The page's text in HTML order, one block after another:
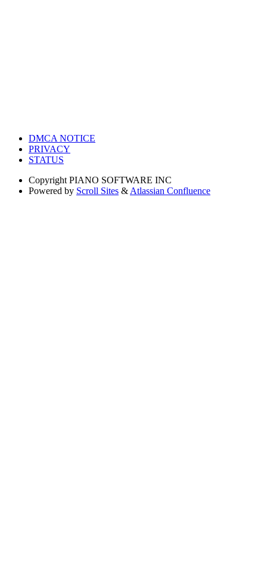
DMCA NOTICE
PRIVACY
STATUS
Copyright PIANO SOFTWARE INC
Powered by Scroll Sites & Atlassian Confluence